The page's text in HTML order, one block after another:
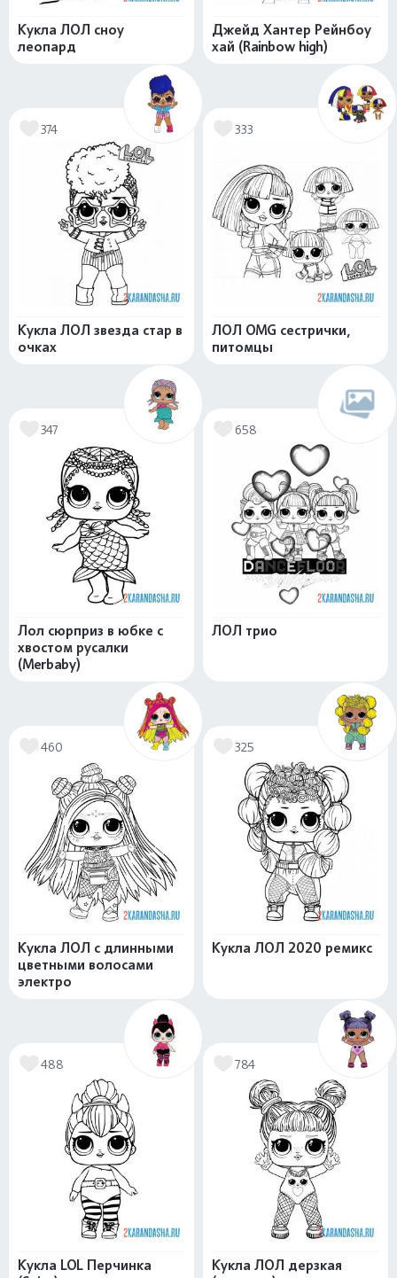
Кукла ЛОЛ сноу
леопард
Джейд Хантер Рейнбоу
хай (Rainbow high)
374
Кукла ЛОЛ звезда стар в
очках
333
ЛОЛ OMG сестрички,
питомцы
347
Лол сюрприз в юбке с
хвостом русалки
(Merbaby)
658
ЛОЛ трио
460
Кукла ЛОЛ с длинными
цветными волосами
электро
325
Кукла ЛОЛ 2020 ремикс
488
Кукла LOL Перчинка
784
Кукла ЛОЛ дерзкая